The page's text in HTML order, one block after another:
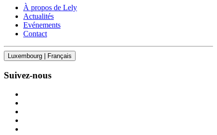
À propos de Lely
Actualités
Evénements
Contact
Luxembourg | Français
Suivez-nous